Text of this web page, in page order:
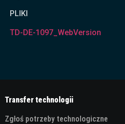
PLIKI
TD-DE-1097_WebVersion
Transfer technologii
Zgłoś potrzeby technologiczne